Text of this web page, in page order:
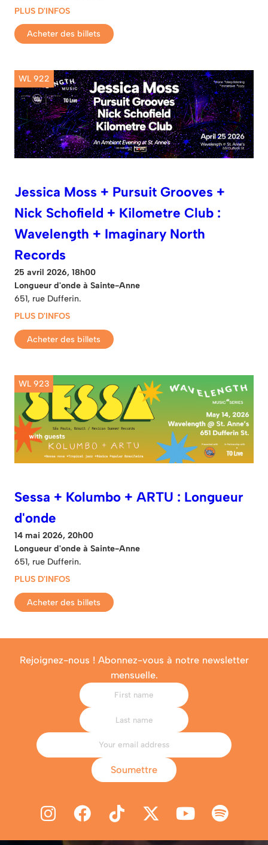
PLUS D'INFOS
Acheter des billets
WL 922
Jessica Moss + Pursuit Grooves +
Nick Schofield + Kilometre Club :
Wavelength + Imaginary North
Records
25 avril 2026, 18h00
Longueur d'onde à Sainte-Anne
651, rue Dufferin.
PLUS D'INFOS
Acheter des billets
WL 923
Sessa + Kolumbo + ARTU : Longueur
d'onde
14 mai 2026, 20h00
Longueur d'onde à Sainte-Anne
651, rue Dufferin.
PLUS D'INFOS
Acheter des billets
Rejoignez-nous ! Abonnez-vous à notre newsletter
mensuelle.
Soumettre